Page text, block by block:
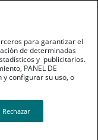
inaugura
para garantizar el
de determinadas
y publicitarios.
PANEL DE
y configurar su uso, o
Rechazar